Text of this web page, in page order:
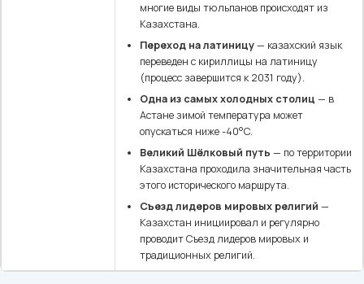
многие виды тюльпанов происходят из
Казахстана.
Переход на латиницу— казахский язык
переведен с кириллицы на латиницу
(процесс завершится к 2031 году).
Одна из самых холодных столиц — в
Астане зимой температура может
опускаться ниже -40°C.
Великий Шёлковый путь — по территории
Казахстана проходила значительная часть
этого исторического маршрута.
Съезд лидеров мировых религий —
Казахстан инициировал и регулярно
проводит Съезд лидеров мировых и
традиционных религий.